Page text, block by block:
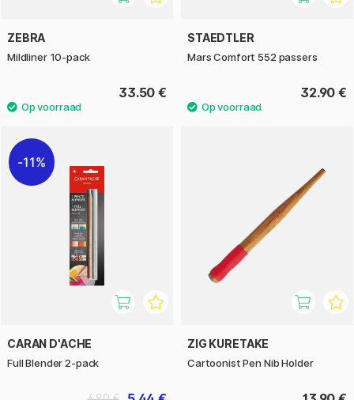
ZEBRA
Mildliner 10-pack
33.50 €
STAEDTLER
Mars Comfort 552 passers
32.90 €
11%
CARAN D'ACHE
Full Blender 2-pack
ZIG KURETAKE
Cartoonist Pen Nib Holder